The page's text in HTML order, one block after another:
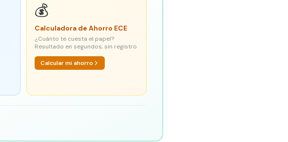
💰
Calculadora de Ahorro ECE
¿Cuánto te cuesta el papel?
Resultado en segundos, sin registro
Calcular mi ahorro